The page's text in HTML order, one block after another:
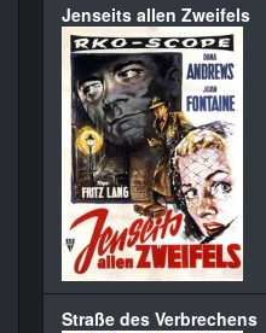
Jenseits allen Zweifels
Straße des Verbrechens